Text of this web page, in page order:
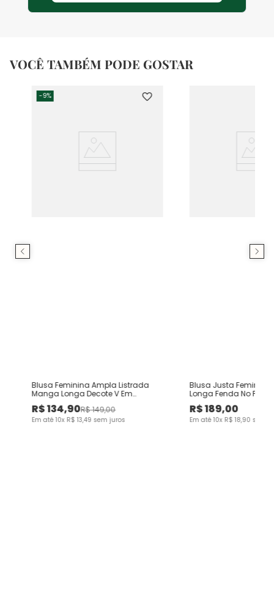
VOCÊ TAMBÉM PODE GOSTAR
-9%
Blusa Feminina Ampla Listrada
Manga Longa Decote V Em
Moletinho De Viscose
R$134,90R$149,00
Em até10xR$ 13,49 sem juros
Blusa Justa Feminina
Longa Fenda No
R$189,00
Em até10x R$ 18,90 sem